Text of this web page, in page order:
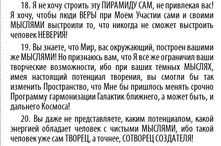
18. Я не хочу строить эту ПИРАМИДУ САМ, не привлекая вас!
Я хочу, чтобы люди ВЕРЫ при Моём Участии сами и своими
МЫСЛЯМИ выстроили то, что никогда не сможет выстроить
человек НЕВЕРИЯ!
19. Вы знаете, что Мир, вас окружающий, построен вашими
же МЫСЛЯМИ! Но признаюсь вам, что Я всё же ограничил ваши
творческие возможности, ибо при ваших тёмных МЫСЛЯХ,
имея настоящий потенциал творения, вы смогли бы так
изменить Пространство, что Мне бы пришлось менять срочно
Программу гармонизации Галактик ближнего, а может быть, и
дальнего Космоса!
20. Вы даже не представляете, каким потенциалом, какой
энергией обладает человек с чистыми МЫСЛЯМИ, ибо такой
человек уже сам ТВОРЕЦ, а точнее, СОТВОРЕЦ СОЗДАТЕЛЯ!